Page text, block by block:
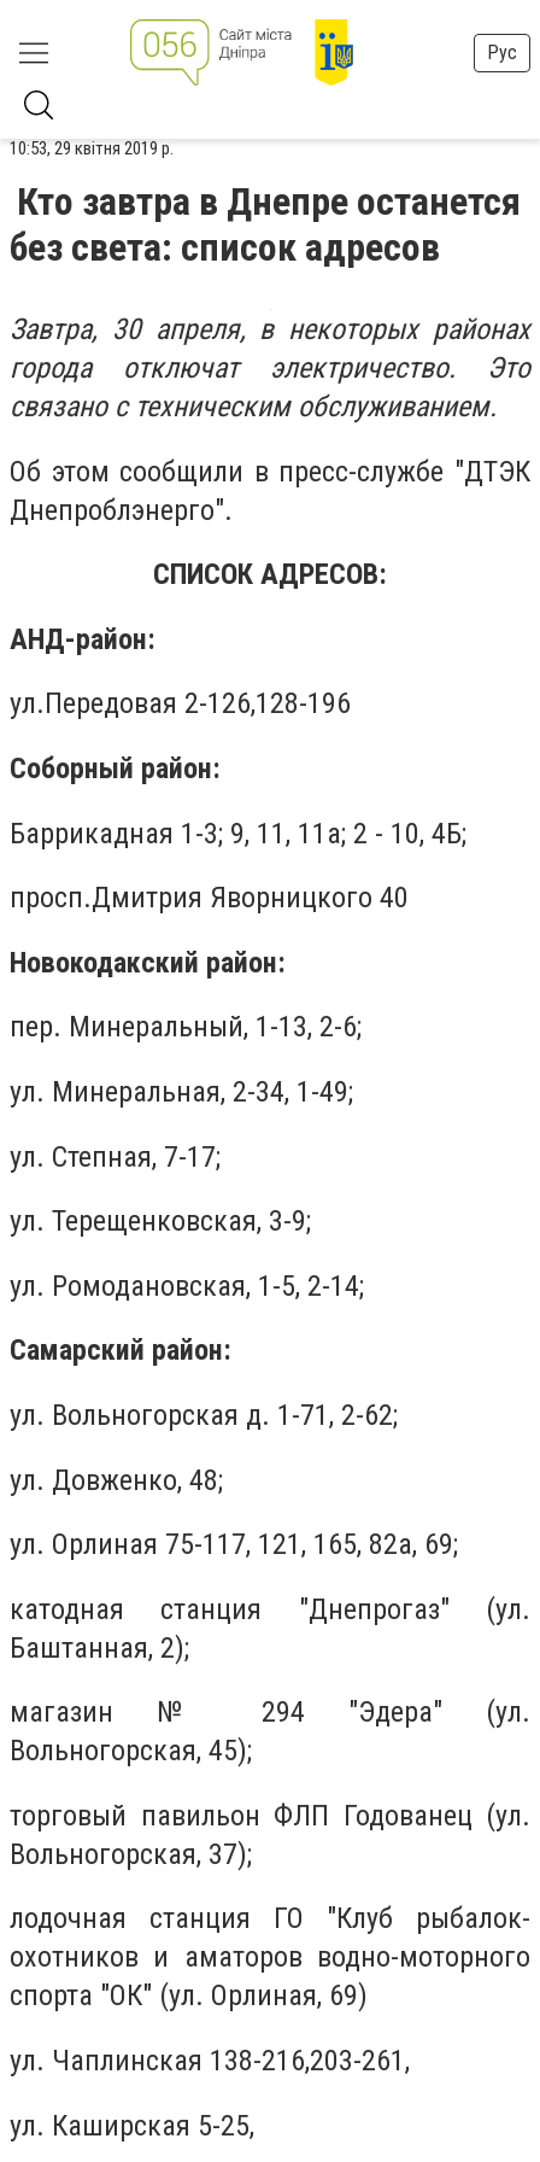
Рус
10:53, 29 квітня 2019 р.
Кто завтра в Днепре останется
без света: список адресов
Завтра, 30 апреля, в некоторых районах
города отключат электричество. Это
связано с техническим обслуживанием.
Об этом сообщили в пресс-службе "ДТЭК
Днепроблэнерго".
СПИСОК АДРЕСОВ:
АНД-район:
ул.Передовая 2-126,128-196
Соборный район:
Баррикадная 1-3; 9, 11, 11а; 2 - 10, 4Б;
просп.Дмитрия Яворницкого 40
Новокодакский район:
пер. Минеральный, 1-13, 2-6;
ул. Минеральная, 2-34, 1-49;
ул. Степная, 7-17;
ул. Терещенковская, 3-9;
ул. Ромодановская, 1-5, 2-14;
Самарский район:
ул. Вольногорская д. 1-71, 2-62;
ул. Довженко, 48;
ул. Орлиная 75-117, 121, 165, 82а, 69;
катодная станция "Днепрогаз" (ул.
Баштанная, 2);
магазин № 294 "Эдера" (ул.
Вольногорская, 45);
торговый павильон ФЛП Годованец (ул.
Вольногорская, 37);
лодочная станция ГО "Клуб рыбалок-
охотников и аматоров водно-моторного
спорта "ОК" (ул. Орлиная, 69)
ул. Чаплинская 138-216,203-261,
ул. Каширская 5-25,